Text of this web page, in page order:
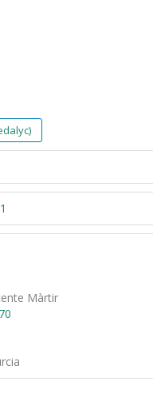
Màrtir